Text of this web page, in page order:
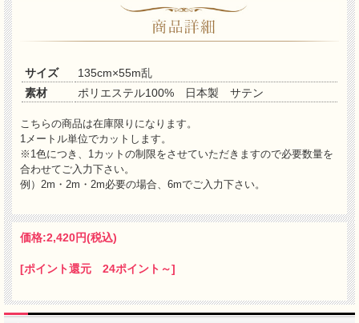
サイズ
135cm×55m乱
素材
ポリエステル100% 日本製 サテン
こちらの商品は在庫限りになります。
1メートル単位でカットします。
※1色につき、1カットの制限をさせていただきますので必要数量を
合わせてご入力下さい。
例）2m・2m・2m必要の場合、6mでご入力下さい。
価格:2,420円(税込)
[ポイント還元 24ポイント～]